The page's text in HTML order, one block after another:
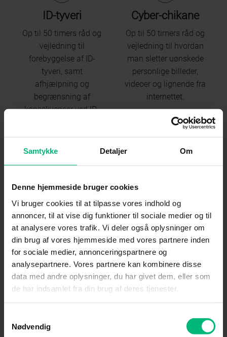
Samtykke Detaljer Om
Denne hjemmeside bruger cookies
Vi bruger cookies til at tilpasse vores indhold og
annoncer, til at vise dig funktioner til sociale medier og til
at analysere vores trafik. Vi deler også oplysninger om
din brug af vores hjemmeside med vores partnere inden
for sociale medier, annonceringspartnere og
analysepartnere. Vores partnere kan kombinere disse
data med andre oplysninger, du har givet dem, eller som
de har indsamlet fra din brug af deres tjenester.
Nødvendig
ID-tyveri
Op til 50 timers råd og
vejledning til
forebyggelse af ID-
tyveri, samt
afhjælpning og
begrænsning af
konsekvenser ved ID-
Cyber-chikane
Op til 50 timers råd og
vejledning til hvordan
man sletter uønskede
personlige billeder,
videoer og lignende fra
internettet.
Køb internet fra os – og bliv
mere tryg
Det er alle vores internetprodukter, der har inkluderet Tryg
Surf. Tryg Surf er forsikringen, der dækker dig, hvis du
bliver udsat for bl.a. identitetstyveri på nettet.
Se vores internetprodukter her